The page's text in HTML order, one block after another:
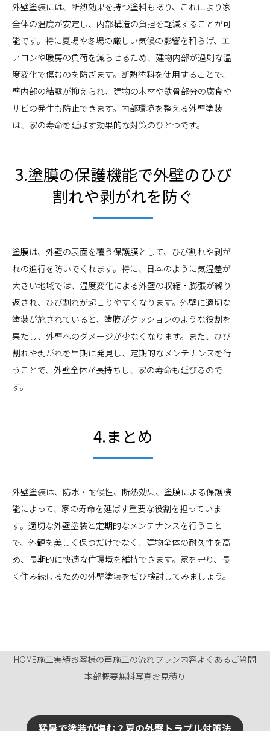
外壁塗装には、断熱効果を持つ塗料もあり、これにより家
全体の温度が安定し、内部構造の負担を軽減することが可
能です。特に夏場や冬場の厳しい気候の影響を和らげ、エ
アコンや暖房の負荷を減らせるため、建物内部が過剰な温
度変化で傷むのを防ぎます。断熱塗料を使用することで、
壁内部の結露が抑えられ、建物の木材や鉄骨部分の腐食や
サビの発生も防止できます。内部環境を整える外壁塗装
は、家の寿命を延ばす効果的な対策のひとつです。
3.塗膜の保護機能で外壁のひび
割れや剥がれを防ぐ
塗膜は、外壁の表面を覆う保護膜として、ひび割れや剥が
れの進行を防いでくれます。特に、日本のように気温差が
大きい地域では、温度変化による外壁の収縮・膨張が繰り
返され、ひび割れが起こりやすくなります。外壁に適切な
塗装が施されていると、塗膜がクッションのような役割を
果たし、外壁へのダメージが少なくなります。また、ひび
割れや剥がれを早期に発見し、定期的なメンテナンスを行
うことで、外壁全体が長持ちし、家の寿命も延びるので
す。
4.まとめ
外壁塗装は、防水・耐候性、断熱効果、塗膜による保護機
能によって、家の寿命を延ばす重要な役割を担っていま
す。適切な外壁塗装と定期的なメンテナンスを行うこと
で、外観を美しく保つだけでなく、建物全体の耐久性を高
め、長期的に快適な住環境を維持できます。家を守り、長
く住み続けるための外壁塗装をぜひ検討してみましょう。
HOME施工実績お客様の声施工の流れプラン内容よくあるご質問
本部概要無料写真お見積り
猛暑で塗装が傷む？夏の外壁トラブル対策法